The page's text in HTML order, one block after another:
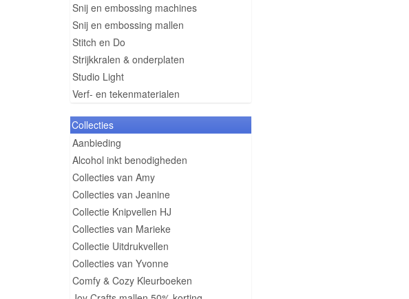
Snij en embossing machines
Snij en embossing mallen
Stitch en Do
Strijkkralen & onderplaten
Studio Light
Verf- en tekenmaterialen
Collecties
Aanbieding
Alcohol inkt benodigheden
Collecties van Amy
Collecties van Jeanine
Collectie Knipvellen HJ
Collecties van Marieke
Collectie Uitdrukvellen
Collecties van Yvonne
Comfy & Cozy Kleurboeken